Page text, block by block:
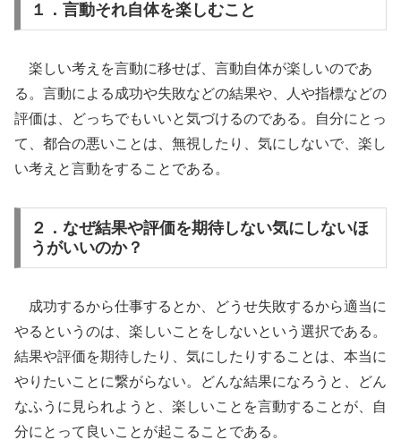
１．言動それ自体を楽しむこと
楽しい考えを言動に移せば、言動自体が楽しいのであ
る。言動による成功や失敗などの結果や、人や指標などの
評価は、どっちでもいいと気づけるのである。自分にとっ
て、都合の悪いことは、無視したり、気にしないで、楽し
い考えと言動をすることである。
２．なぜ結果や評価を期待しない気にしないほ
うがいいのか？
成功するから仕事するとか、どうせ失敗するから適当に
やるというのは、楽しいことをしないという選択である。
結果や評価を期待したり、気にしたりすることは、本当に
やりたいことに繋がらない。どんな結果になろうと、どん
なふうに見られようと、楽しいことを言動することが、自
分にとって良いことが起こることである。